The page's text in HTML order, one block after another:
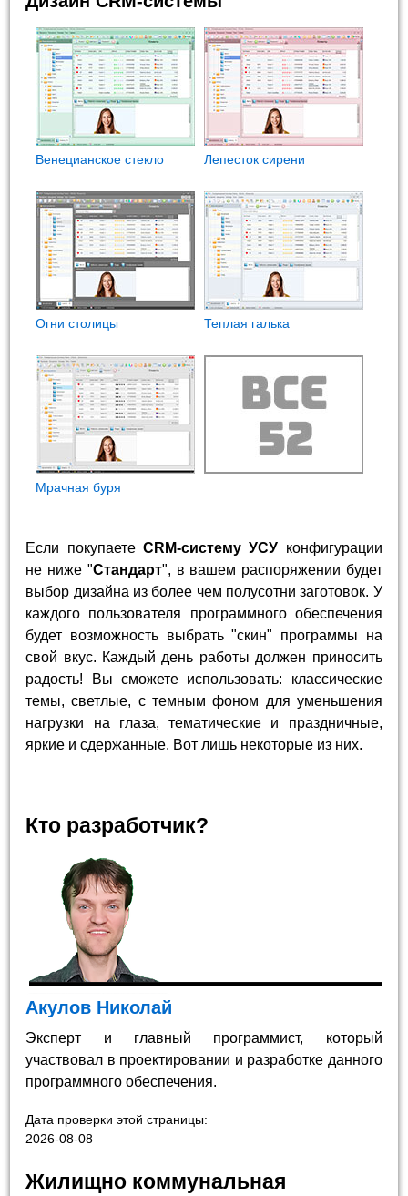
Венецианское стекло Лепесток сирени
Огни столицы Теплая галька
Мрачная буря
Если покупаете CRM-систему УСУ конфигурации
не ниже "Стандарт", в вашем распоряжении будет
выбор дизайна из более чем полусотни заготовок. У
каждого пользователя программного обеспечения
будет возможность выбрать "скин" программы на
свой вкус. Каждый день работы должен приносить
радость! Вы сможете использовать: классические
темы, светлые, с темным фоном для уменьшения
нагрузки на глаза, тематические и праздничные,
яркие и сдержанные. Вот лишь некоторые из них.
Кто разработчик?
Акулов Николай
Эксперт и главный программист, который
участвовал в проектировании и разработке данного
программного обеспечения.
Дата проверки этой страницы:
2026-08-08
Жилищно коммунальная